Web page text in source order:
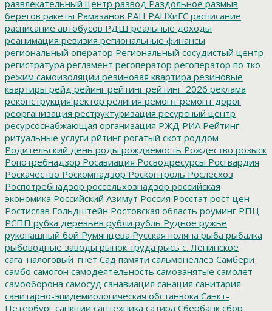
развлекательный центр развод Раздольное размыв
берегов ракеты Рамазанов РАН РАНХиГС расписание
расписание автобусов РДШ реальные доходы
реанимация ревизия региональные финансы
региональный оператор Региональный сосудистый центр
регистратура регламент регоператор регоператор по тко
режим самоизоляции резиновая квартира резиновые
квартиры рейд рейинг рейтинг рейтинг_2026 реклама
реконструкция ректор религия ремонт ремонт дорог
реорганизация реструктуризация ресурсный центр
ресурсоснабжающая организация РЖД РИА Рейтинг
ритуальные услуги рйтинг рогатый скот роддом
Родительский день роды рождаемость Рождество розыск
Ропотребнадзор Росавиация Росводресурсы Росгвардия
Роскачество Роскомнадзор Росконтроль Рослесхоз
Роспотребнадзор россельхознадзор российская
экономика Российский Азимут Россия Росстат рост цен
Ростислав Гольдштейн Ростовская область роуминг РПЦ
РСПП рубка деревьев рубли рубль Рудное ружье
рукопашный бой Румянцева Русская поляна рыба рыбалка
рыбоводные заводы рынок труда рысь с. Ленинское
сага_налоговый_гнет Сад памяти сальмонеллез Самбери
самбо самогон самодеятельность самозанятые самолет
самооборона самосуд санавиация санация санитария
санитарно-эпидемиологическая обстанвока Санкт-
Петербург санкции сантехника сатира Сбербанк сбор